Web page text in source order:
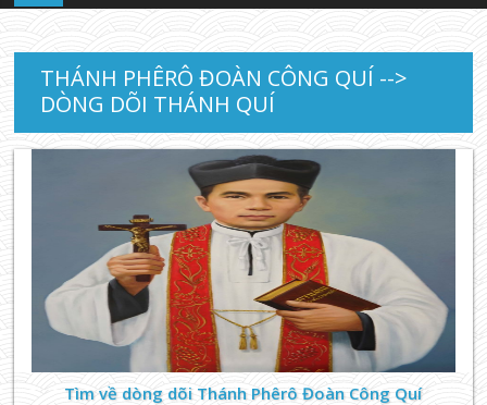
THÁNH PHÊRÔ ĐOÀN CÔNG QUÍ -->
DÒNG DÕI THÁNH QUÍ
Tìm về dòng dõi Thánh Phêrô Đoàn Công Quí